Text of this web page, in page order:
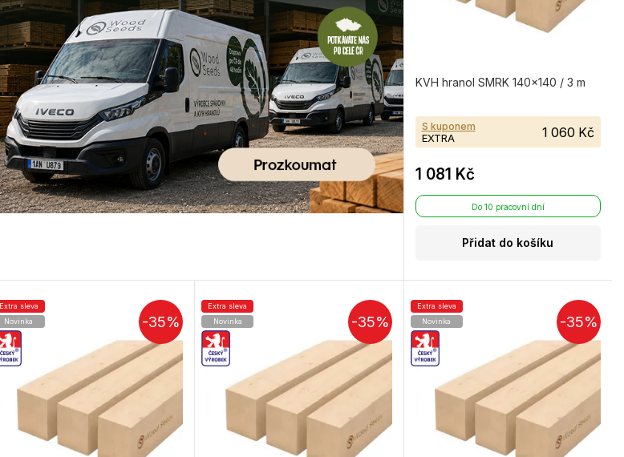
KVH hranol SMRK 140×140 / 3 m
S kuponem
EXTRA 1 060 Kč
1 081 Kč
Do 10 pracovní dní
Přidat do košíku
-35%
Extra sleva
Novinka
-35%
Extra sleva
Novinka
-35%
Extra sleva
Novinka